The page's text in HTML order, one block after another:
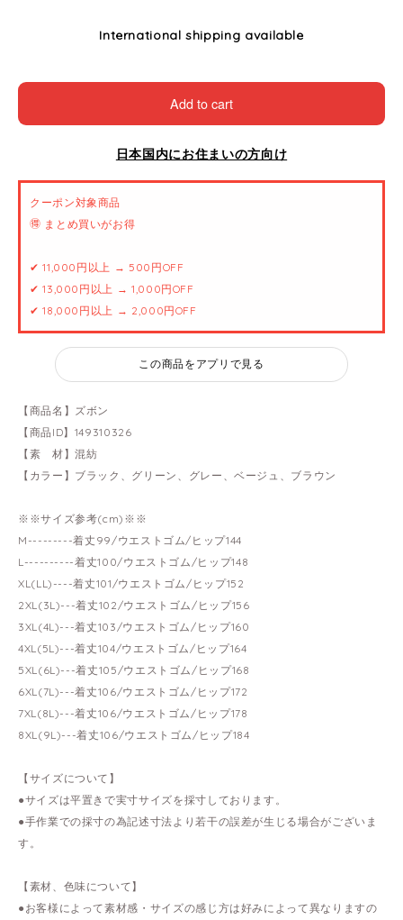
International shipping available
Add to cart
日本国内にお住まいの方向け
クーポン対象商品
🉐 まとめ買いがお得
✔ 11,000円以上 → 500円OFF
✔ 13,000円以上 → 1,000円OFF
✔ 18,000円以上 → 2,000円OFF
この商品をアプリで見る
【商品名】ズボン
【商品ID】149310326
【素 材】混紡
【カラー】ブラック、グリーン、グレー、ベージュ、ブラウン
※※サイズ参考(cm)※※
M---------着丈99/ウエストゴム/ヒップ144
L----------着丈100/ウエストゴム/ヒップ148
XL(LL)----着丈101/ウエストゴム/ヒップ152
2XL(3L)---着丈102/ウエストゴム/ヒップ156
3XL(4L)---着丈103/ウエストゴム/ヒップ160
4XL(5L)---着丈104/ウエストゴム/ヒップ164
5XL(6L)---着丈105/ウエストゴム/ヒップ168
6XL(7L)---着丈106/ウエストゴム/ヒップ172
7XL(8L)---着丈106/ウエストゴム/ヒップ178
8XL(9L)---着丈106/ウエストゴム/ヒップ184
【サイズについて】
●サイズは平置きで実寸サイズを採寸しております。
●手作業での採寸の為記述寸法より若干の誤差が生じる場合がございま
す。
【素材、色味について】
●お客様によって素材感・サイズの感じ方は好みによって異なりますの